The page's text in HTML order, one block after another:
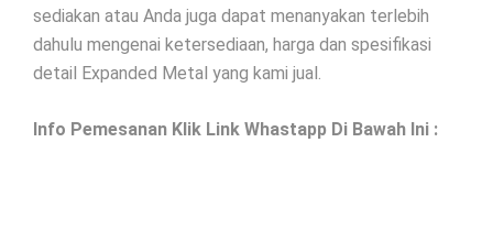
sediakan atau Anda juga dapat menanyakan terlebih
dahulu mengenai ketersediaan, harga dan spesifikasi
detail Expanded Metal yang kami jual.
Info Pemesanan Klik Link Whastapp Di Bawah Ini :